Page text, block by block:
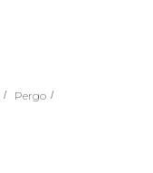
/ Pergo /